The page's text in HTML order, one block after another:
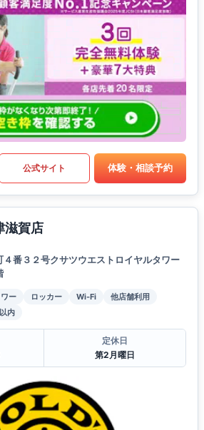
公式サイト 体験・相談予約
滋賀店
番３２号クサツウエストロイヤルタワー
ー ロッカー Wi-Fi
他店舗利用
内
定休日
第2月曜日